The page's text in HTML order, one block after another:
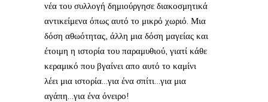
νέα του συλλογή δημιούργησε διακοσμητικά
αντικείμενα όπως αυτό το μικρό χωριό. Μια
δόση αθωότητας, άλλη μια δόση μαγείας και
έτοιμη η ιστορία του παραμυθιού, γιατί κάθε
κεραμικό που βγαίνει απο αυτό το καμίνι
λέει μια ιστορία…για ένα σπίτι…για μια
αγάπη…για ένα όνειρο!